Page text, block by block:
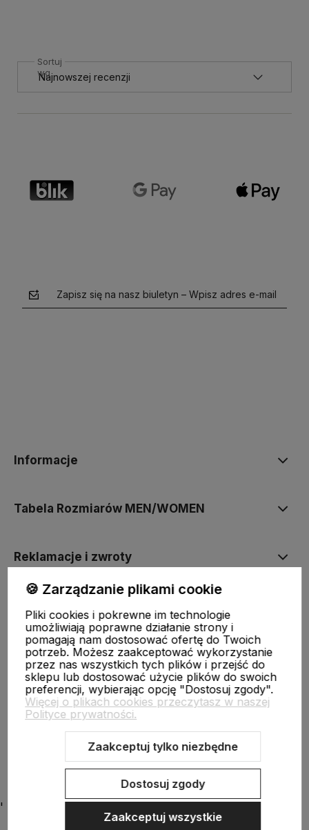
Sortuj
wg
Zapisz się na nasz biuletyn – Wpisz adres e-mail
Informacje
Tabela Rozmiarów MEN/WOMEN
Reklamacje i zwroty
O nas
Moje konto
'
🍪 Zarządzanie plikami cookie
Pliki cookies i pokrewne im technologie
umożliwiają poprawne działanie strony i
pomagają nam dostosować ofertę do Twoich
potrzeb. Możesz zaakceptować wykorzystanie
przez nas wszystkich tych plików i przejść do
sklepu lub dostosować użycie plików do swoich
preferencji, wybierając opcję "Dostosuj zgody".
Więcej o plikach cookies przeczytasz w naszej
Polityce prywatności.
Zaakceptuj tylko niezbędne
Dostosuj zgody
Zaakceptuj wszystkie